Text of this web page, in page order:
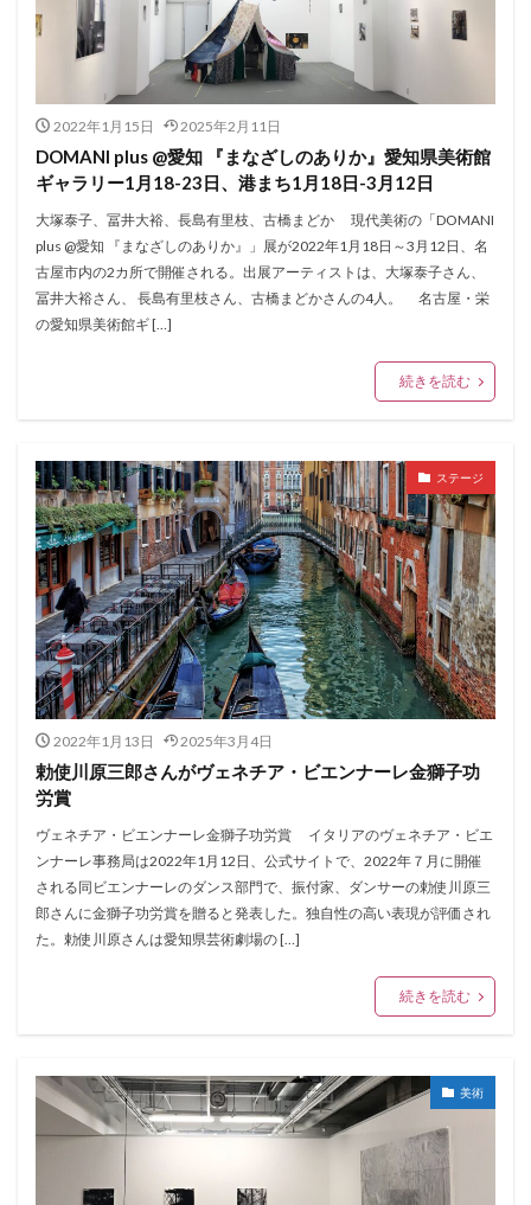
2022年1月15日 2025年2月11日
DOMANI plus @愛知 『まなざしのありか』愛知県美術館
ギャラリー1月18-23日、港まち1月18日-3月12日
大塚泰子、冨井大裕、長島有里枝、古橋まどか 現代美術の「DOMANI
plus @愛知 『まなざしのありか』」展が2022年1月18日～3月12日、名
古屋市内の2カ所で開催される。出展アーティストは、大塚泰子さん、
冨井大裕さん、 長島有里枝さん、古橋まどかさんの4人。 名古屋・栄
の愛知県美術館ギ […]
続きを読む
ステージ
2022年1月13日 2025年3月4日
勅使川原三郎さんがヴェネチア・ビエンナーレ金獅子功
労賞
ヴェネチア・ビエンナーレ金獅子功労賞 イタリアのヴェネチア・ビエ
ンナーレ事務局は2022年1月12日、公式サイトで、2022年７月に開催
される同ビエンナーレのダンス部門で、振付家、ダンサーの勅使川原三
郎さんに金獅子功労賞を贈ると発表した。独自性の高い表現が評価され
た。勅使川原さんは愛知県芸術劇場の […]
続きを読む
美術